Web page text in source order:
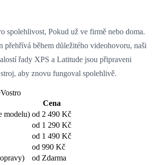
spolehlivost, Pokud už ve firmě nebo doma.
přehřívá během důležitého videohovoru, naši
řady XPS a Latitude jsou připraveni
aby znovu fungoval spolehlivě.
Vostro
Cena
modelu) od 2 490 Kč
od 1 290 Kč
od 1 490 Kč
od 990 Kč
od Zdarma